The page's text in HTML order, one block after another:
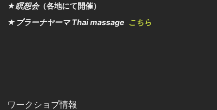
★瞑想会（各地にて開催）
★プラーナヤーマ Thai massage こちら
ワークショプ情報